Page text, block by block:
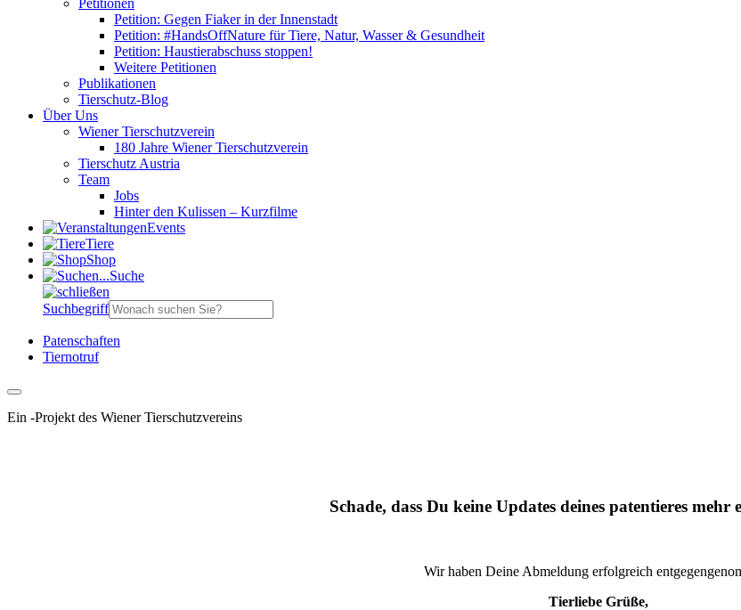
Petitionen
Petition: Gegen Fiaker in der Innenstadt
Petition: #HandsOffNature für Tiere, Natur, Wasser & Gesundheit
Petition: Haustierabschuss stoppen!
Weitere Petitionen
Publikationen
Tierschutz-Blog
Über Uns
Wiener Tierschutzverein
180 Jahre Wiener Tierschutzverein
Tierschutz Austria
Team
Jobs
Hinter den Kulissen – Kurzfilme
Events
Tiere
Shop
Suche
Suchbegriff
Patenschaften
Tiernotruf
Ein -Projekt des Wiener Tierschutzvereins
Schade, dass Du keine Updates deines patentieres mehr
Wir haben Deine Abmeldung erfolgreich
Tierliebe Grüße,